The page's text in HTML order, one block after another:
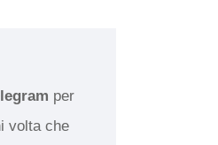
per
volta che